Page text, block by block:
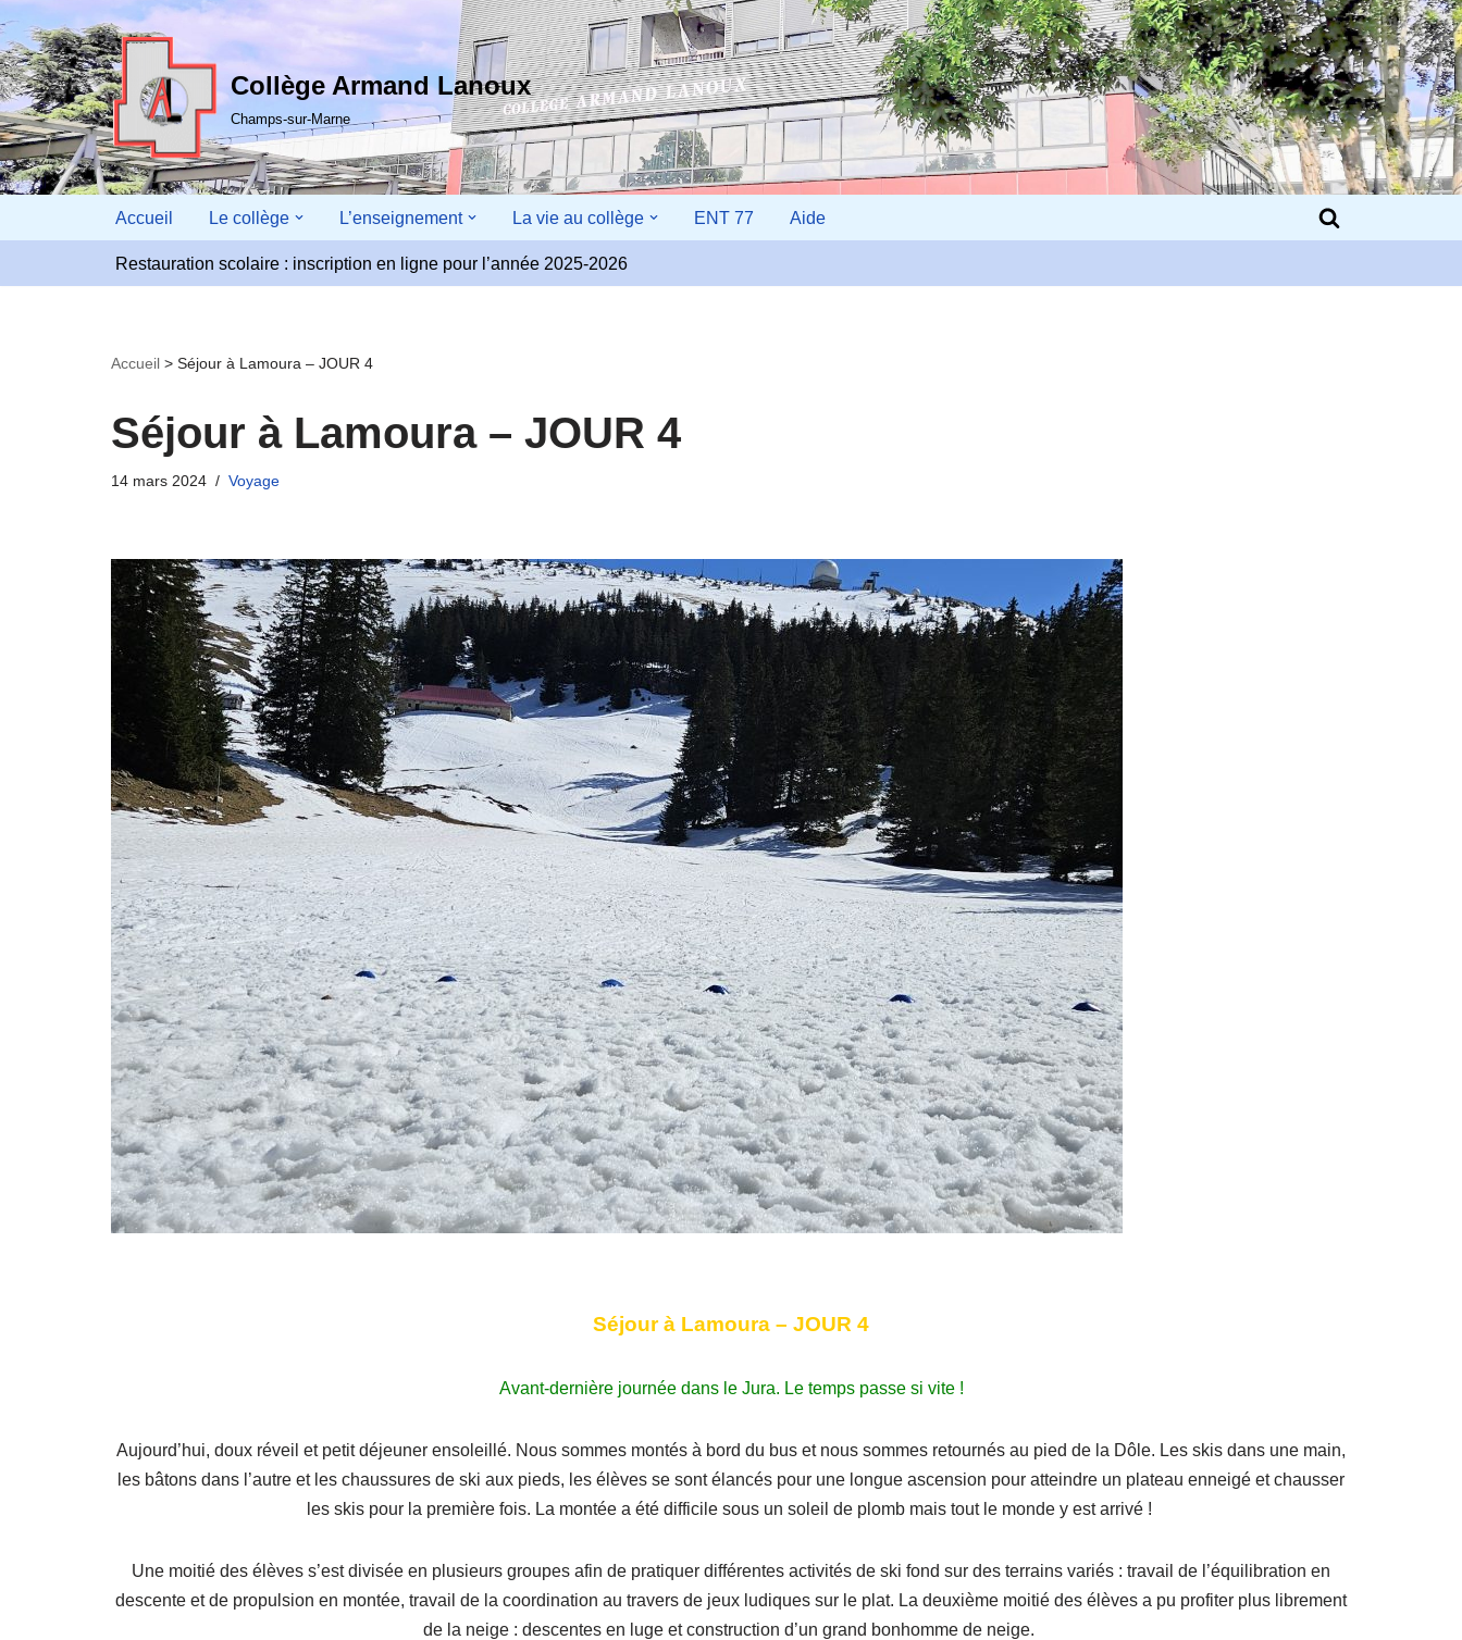
Aller
au
contenu
Collège Armand Lanoux
Champs-sur-Marne
Accueil Le collège L’enseignement La vie au collège ENT 77 Aide
Restauration scolaire : inscription en ligne pour l’année 2025-2026
Accueil > Séjour à Lamoura – JOUR 4
Séjour à Lamoura – JOUR 4
14 mars 2024 Voyage
Séjour à Lamoura – JOUR 4
Avant-dernière journée dans le Jura. Le temps passe si vite !
Aujourd’hui, doux réveil et petit déjeuner ensoleillé. Nous sommes montés à bord du bus et nous sommes retournés au pied de la Dôle. Les skis dans une main,
les bâtons dans l’autre et les chaussures de ski aux pieds, les élèves se sont élancés pour une longue ascension pour atteindre un plateau enneigé et chausser
les skis pour la première fois. La montée a été difficile sous un soleil de plomb mais tout le monde y est arrivé !
Une moitié des élèves s’est divisée en plusieurs groupes afin de pratiquer différentes activités de ski fond sur des terrains variés : travail de l’équilibration en
descente et de propulsion en montée, travail de la coordination au travers de jeux ludiques sur le plat. La deuxième moitié des élèves a pu profiter plus librement
de la neige : descentes en luge et construction d’un grand bonhomme de neige.